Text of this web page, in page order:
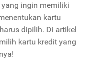
yang ingin memiliki
kartu
dipilih. Di artikel
kartu kredit yang